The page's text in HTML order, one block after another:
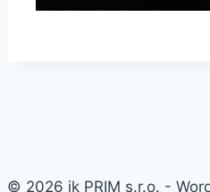
© 2026 jk PRIM s.r.o. -